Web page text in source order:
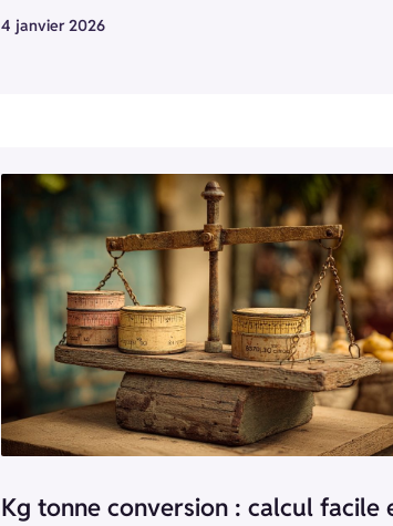
4 janvier 2026
Kg tonne conversion : calcul facile